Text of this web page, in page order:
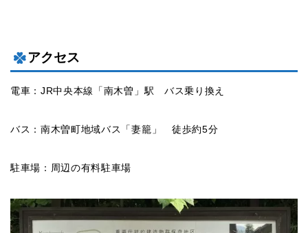
アクセス
電車：JR中央本線「南木曽」駅 バス乗り換え
バス：南木曽町地域バス「妻籠」 徒歩約5分
駐車場：周辺の有料駐車場